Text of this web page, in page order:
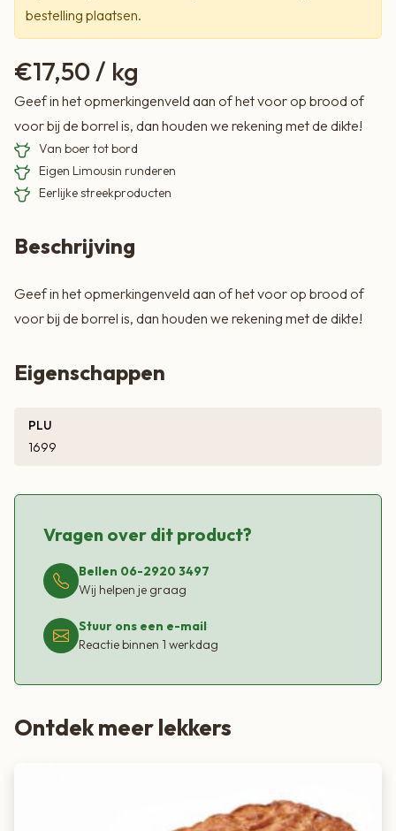
bestelling plaatsen.
€17,50/ kg
Geef in het opmerkingenveld aan of het voor op brood of
voor bij de borrel is, dan houden we rekening met de dikte!
Van boer tot bord
Eigen Limousin runderen
Eerlijke streekproducten
Beschrijving
Geef in het opmerkingenveld aan of het voor op brood of
voor bij de borrel is, dan houden we rekening met de dikte!
Eigenschappen
PLU
1699
Vragen over dit product?
Bellen 06-2920 3497
Wij helpen je graag
Stuur ons een e-mail
Reactie binnen 1 werkdag
Ontdek meer lekkers